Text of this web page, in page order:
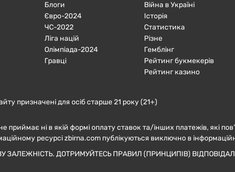
Блоги
Євро-2024
ЧC-2022
Ліга націй
Олімпіада-2024
Гравці
Війна в Україні
Історія
Статистика
Різне
Гемблінг
Рейтинг букмекерів
Рейтинг казино
призначені для осіб старше 21 року (21+)
ні в якій формі оплату ставок та/інших платежів, які
ресурсі zbirna.com публікуються виключно в
ЗАЛЕЖНІСТЬ. ДОТРИМУЙТЕСЬ ПРАВИЛ (ПРИНЦИПІВ)